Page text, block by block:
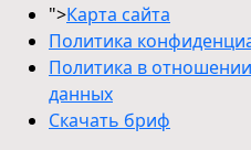
">Карта сайта
Политика
Политика в
данных
Скачать бриф